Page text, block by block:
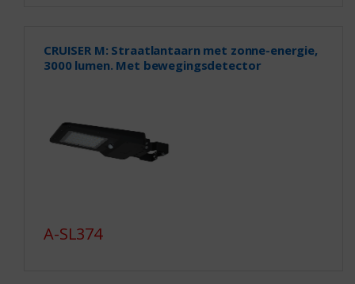
CRUISER M: Straatlantaarn met zonne-energie,
3000 lumen. Met bewegingsdetector
A-SL374